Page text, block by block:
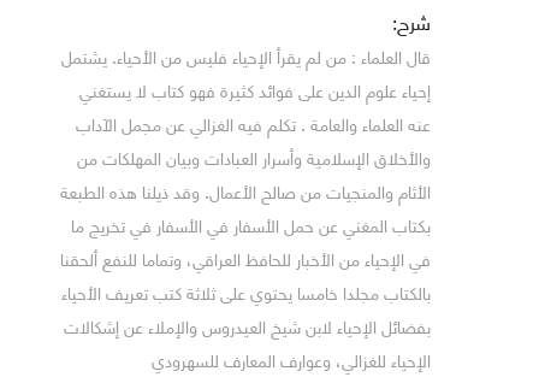
شرح:
قال العلماء : من لم يقرأ الإحياء فليس من الأحياء. يشتمل
إحياء علوم الدين على فوائد كثيرة فهو كتاب لا يستغني
عنه العلماء والعامة . تكلم فيه الغزالي عن مجمل الآداب
والأخلاق الإسلامية وأسرار العبادات وبيان المهلكات من
الأثام والمنجيات من صالح الأعمال. وقد ذيلنا هذه الطبعة
بكتاب المغني عن حمل الأسفار في الأسفار في تخريج ما
في الإحياء من الأخبار للحافظ العراقي، وتماما للنفع ألحقنا
بالكتاب مجلدا خامسا يحتوي على ثلاثة كتب تعريف الأحياء
بفضائل الإحياء لابن شيخ العيدروس والإملاء عن إشكالات
الإحياء للغزالي، وعوارف المعارف للسهرودي